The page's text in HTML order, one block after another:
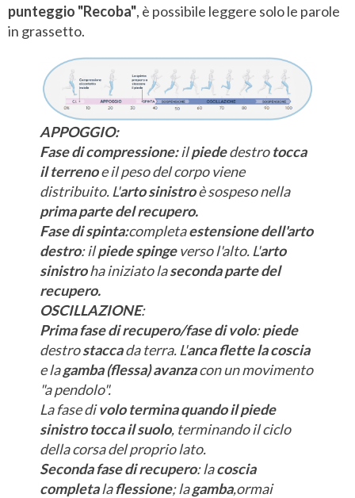
punteggio "Recoba", è possibile leggere solo le parole
in grassetto.
APPOGGIO:
Fase di compressione:ilpiededestrotocca
il terrenoe il peso del corpo viene
distribuito. L'arto sinistroè sospeso nella
prima parte del recupero.
Fase di spinta:completaestensione dell'arto
destro: ilpiedespingeverso l'alto. L'arto
sinistroha iniziato laseconda parte del
recupero.
OSCILLAZIONE:
Prima fase di recupero/fase di volo:piede
destrostaccada terra. L'anca flettelacoscia
e lagamba (flessa) avanzacon un movimento
"a pendolo".
La fase divolo termina quando il piede
sinistro tocca il suolo, terminando il ciclo
della corsa del proprio lato.
Seconda fase di recupero: lacoscia
completalaflessione; lagamba,ormai